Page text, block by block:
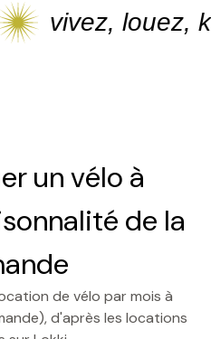
vivez, louez,
un vélo à
de la
de vélo par mois à
d'après les locations